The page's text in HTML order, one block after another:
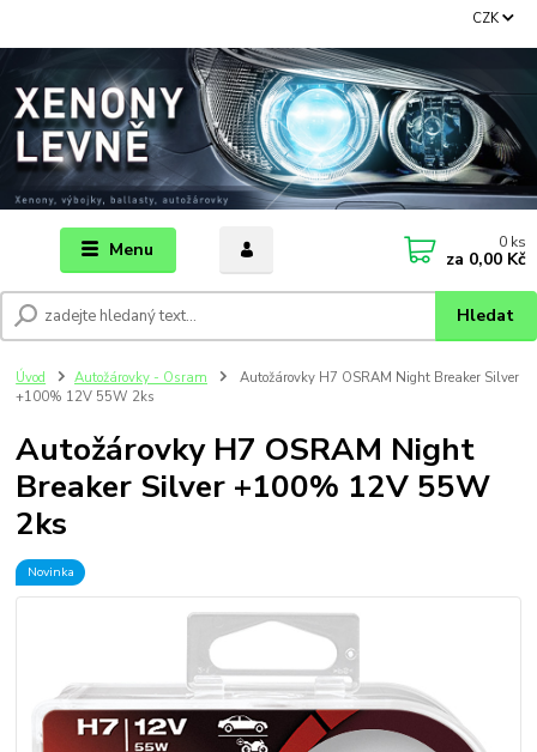
Menu
CZK
Hledat
0 ks
za 0,00 Kč
Úvod Autožárovky - Osram
Autožárovky H7 OSRAM Night Breaker Silver
+100% 12V 55W 2ks
Autožárovky H7 OSRAM Night
Breaker Silver +100% 12V 55W
2ks
Novinka